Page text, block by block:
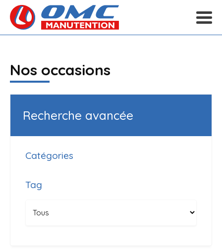
Nos occasions
Recherche avancée
Catégories
Tag